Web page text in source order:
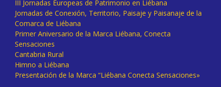
III Jornadas Europeas de Patrimonio en Liébana
Jornadas de Conexión, Territorio, Paisaje y Paisanaje de la
Comarca de Liébana
Primer Aniversario de la Marca Liébana, Conecta
Sensaciones
Cantabria Rural
Himno a Liébana
Presentación de la Marca “Liébana Conecta Sensaciones»